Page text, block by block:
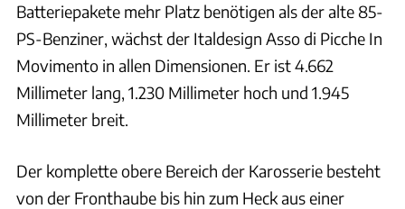
Batteriepakete mehr Platz benötigen als der alte 85-
PS-Benziner, wächst der Italdesign Asso di Picche In
Movimento in allen Dimensionen. Er ist 4.662
Millimeter lang, 1.230 Millimeter hoch und 1.945
Millimeter breit.
Der komplette obere Bereich der Karosserie besteht
von der Fronthaube bis hin zum Heck aus einer